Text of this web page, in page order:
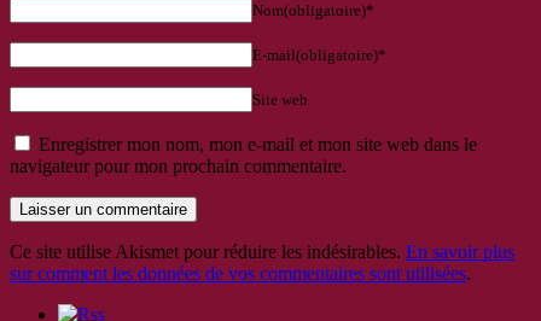
Nom(obligatoire)*
E-mail(obligatoire)*
Site web
Enregistrer mon nom, mon e-mail et mon site web dans le
navigateur pour mon prochain commentaire.
Ce site utilise Akismet pour réduire les indésirables. En savoir plus
sur comment les données de vos commentaires sont utilisées.